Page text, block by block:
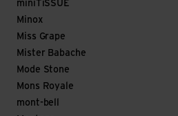
miniTiSSUE
Minox
Miss Grape
Mister Babache
Mode Stone
Mons Royale
mont-bell